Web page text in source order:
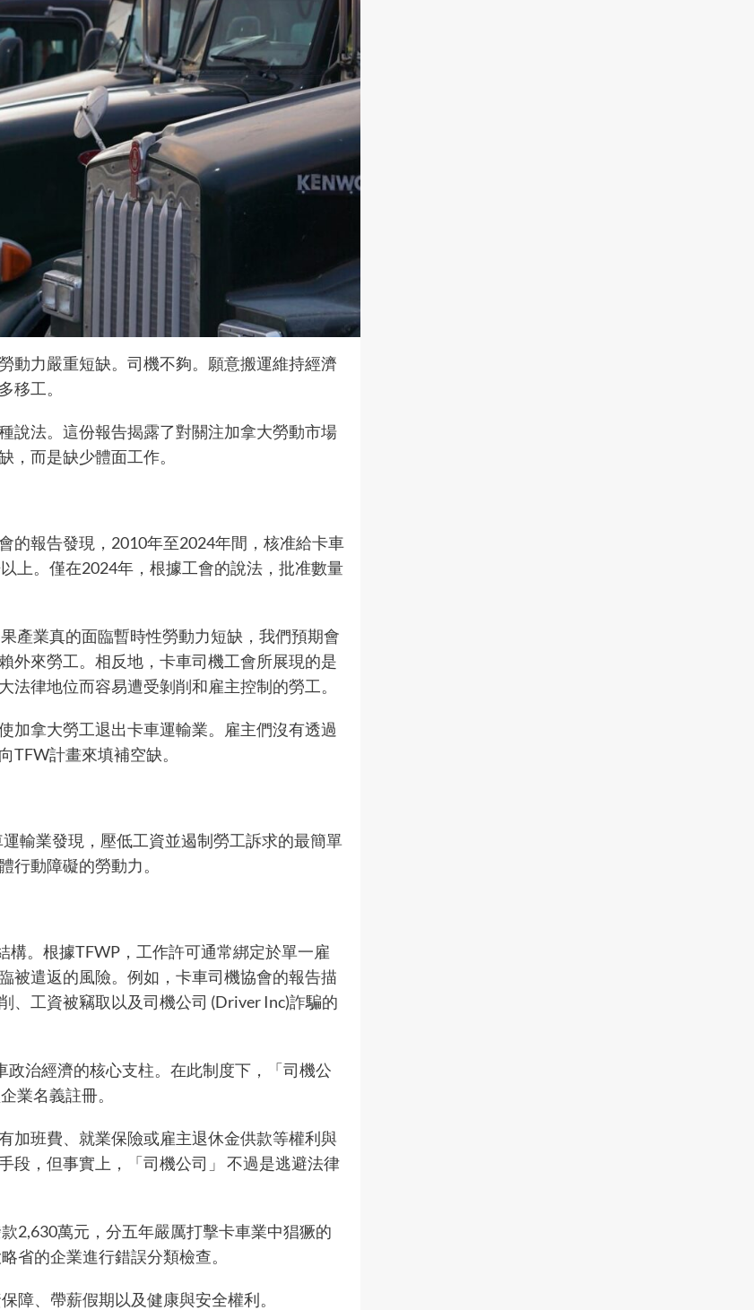
動力嚴重短缺。司機不夠。願意搬運維持經濟
移工。
說法。這份報告揭露了對關注加拿大勞動市場
，而是缺少體面工作。
的報告發現，2010年至2024年間，核准給卡車
上。僅在2024年，根據工會的說法，批准數量
產業真的面臨暫時性勞動力短缺，我們預期會
外來勞工。相反地，卡車司機工會所展現的是
律地位而容易遭受剝削和雇主控制的勞工。
加拿大勞工退出卡車運輸業。雇主們沒有透過
TFW計畫來填補空缺。
輸業發現，壓低工資並遏制勞工訴求的最簡單
行動障礙的勞動力。
構。根據TFWP，工作許可通常綁定於單一雇
被遣返的風險。例如，卡車司機協會的報告描
、工資被竊取以及司機公司 (Driver Inc)詐騙的
政治經濟的核心支柱。在此制度下，「司機公
業名義註冊。
加班費、就業保險或雇主退休金供款等權利與
段，但事實上，「司機公司」 不過是逃避法律
2,630萬元，分五年嚴厲打擊卡車業中猖獗的
省的企業進行錯誤分類檢查。
障、帶薪假期以及健康與安全權利。